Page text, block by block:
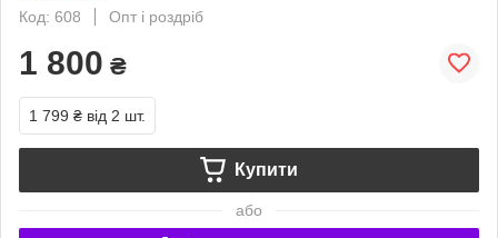
Код: 608
Опт і роздріб
1 800 ₴
1 799 ₴ від 2 шт.
Купити
або